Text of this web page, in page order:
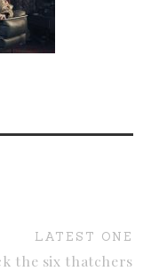
LATEST ONE
the six thatchers